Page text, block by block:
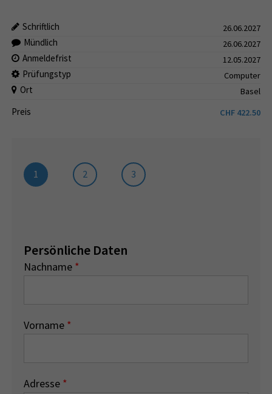
Schriftlich 26.06.2027
Mündlich 26.06.2027
Anmeldefrist 12.05.2027
Prüfungstyp Computer
Ort Basel
Preis CHF 422.50
1 2 3
Persönliche Daten
Nachname *
Vorname *
Adresse *